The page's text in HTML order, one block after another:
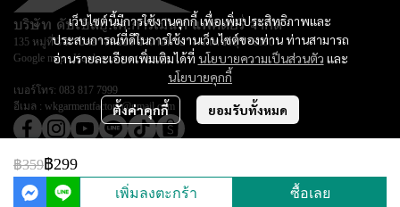
฿359฿299
เพิ่มลงตะกร้า ซื้อเลย
เว็บไซต์นี้มีการใช้งานคุกกี้ เพื่อเพิ่มประสิทธิภาพและ
ประสบการณ์ที่ดีในการใช้งานเว็บไซต์ของท่าน ท่านสามารถ
อ่านรายละเอียดเพิ่มเติมได้ที่ นโยบายความเป็นส่วนตัว และ
นโยบายคุกกี้
ตั้งค่าคุกกี้ ยอมรับทั้งหมด
บริษัท ดับเบิลยู.เค.การ์เม้นท์ แฟคตอรี่ จำกัด
135 หมู่ที่ 3 ตำบลยางหย่อง อำเภอท่ายาง จ.เพชรบุรี 76130
Google map : Keadsara Sport Design
เบอร์โทร: 083 817 7999
อีเมล : wkgarmentfactory@gmail.com
© Copyright 2026 All Rights Reserved.